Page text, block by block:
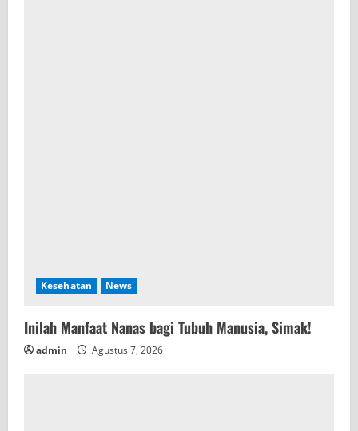
Kesehatan News
Inilah Manfaat Nanas bagi Tubuh Manusia, Simak!
admin Agustus 7, 2026